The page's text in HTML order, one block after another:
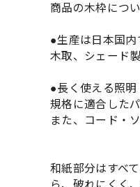
商品の木枠につ
●生産は日本国内
木取、シェード
●長く使える照明
規格に適合した
また、コード・
和紙部分はすべ